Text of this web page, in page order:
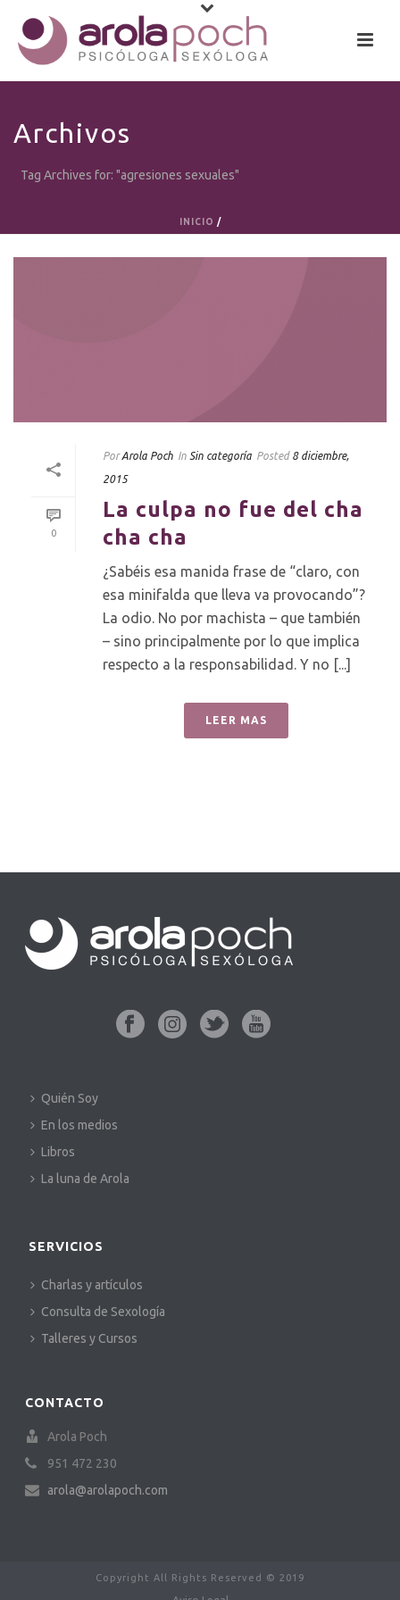
Archivos
Tag Archives for: "agresiones sexuales"
INICIO /
0
Por Arola Poch In Sin categoría Posted 8 diciembre,
2015
La culpa no fue del cha
cha cha
¿Sabéis esa manida frase de “claro, con
esa minifalda que lleva va provocando”?
La odio. No por machista – que también
– sino principalmente por lo que implica
respecto a la responsabilidad. Y no [...]
LEER MAS
Quién Soy
En los medios
Libros
La luna de Arola
SERVICIOS
Charlas y artículos
Consulta de Sexología
Talleres y Cursos
CONTACTO
Arola Poch
951 472 230
arola@arolapoch.com
Copyright All Rights Reserved © 2019